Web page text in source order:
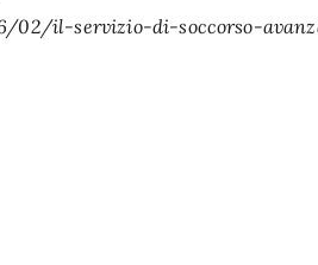
02/il-servizio-di-soccorso-